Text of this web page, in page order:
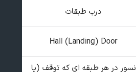
درب طبقات
Hall (Landing) Door
در هر طبقه ای که توقف (یا